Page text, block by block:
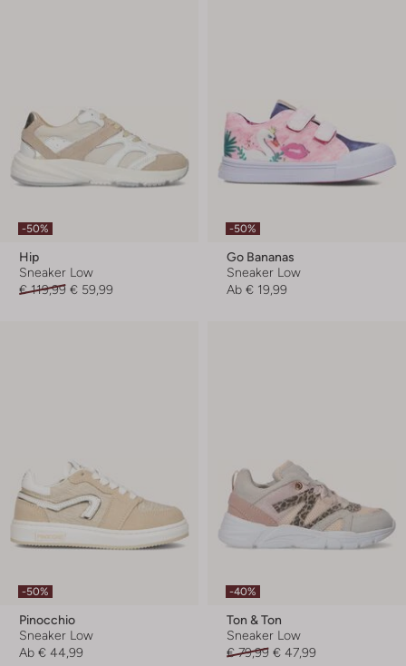
-50%
Hip
Sneaker Low
€ 119,99 € 59,99
-50%
Go Bananas
Sneaker Low
Ab € 19,99
-50%
Pinocchio
Sneaker Low
Ab € 44,99
-40%
Ton & Ton
Sneaker Low
€ 79,99 € 47,99